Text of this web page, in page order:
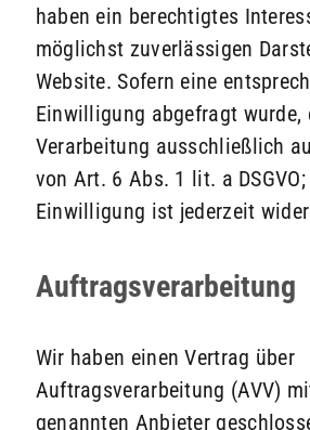
haben ein berechtigtes
möglichst zuverlässigen
Website. Sofern eine
Einwilligung abgefragt
Verarbeitung ausschließlich
von Art. 6 Abs. 1 lit. a
Einwilligung ist jederzeit
Auftragsverarbeitung
Wir haben einen Vertrag über
Auftragsverarbeitung (AVV)
genannten Anbieter